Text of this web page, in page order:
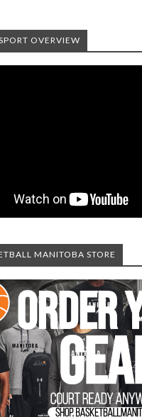
OVERVIEW
MANITOBA STORE